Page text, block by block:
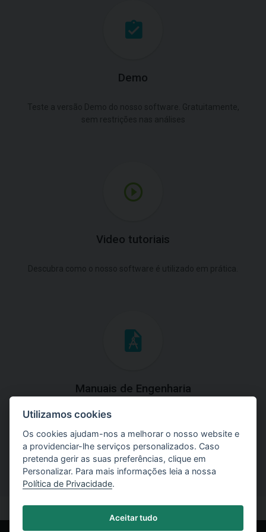
Demo
Video tutoriais
Manuais de Engenharia
Baixe os manuais com explicações práticas e teóricas do
uso do software.
Utilizamos cookies
Os cookies ajudam-nos a melhorar o nosso website e
a providenciar-lhe serviços personalizados. Caso
pretenda gerir as suas preferências, clique em
Personalizar. Para mais informações leia a nossa
Política de Privacidade.
Aceitar tudo